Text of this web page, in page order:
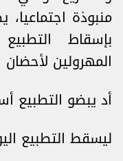
منبوذة
بإسقاط
المهرولين
أد يبضو التطبيع
ليسقط التطبيع